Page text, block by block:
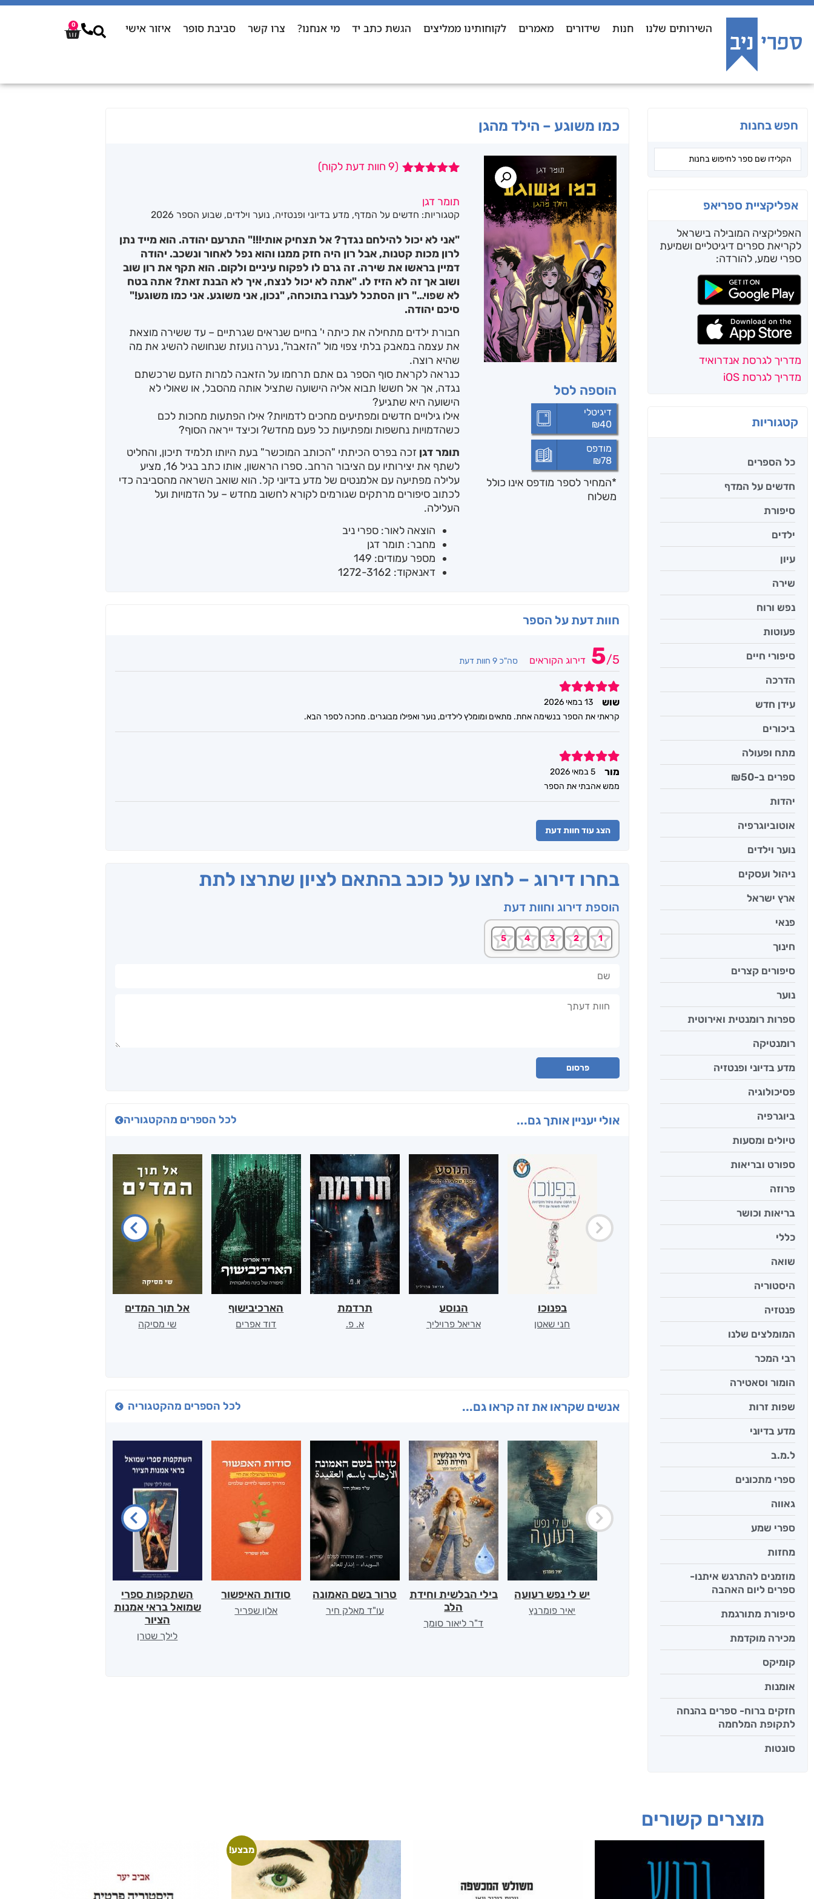
השירותים שלנו חנות שידורים מאמרים לקוחותינו ממליצים הגשת כתב יד מי אנחנו? צרו קשר סביבת סופר איזור אישי 0
חפש בחנות
אפליקציית ספריאפ
האפליקציה המובילה בישראל
לקריאת ספרים דיגיטליים ושמיעת
ספרי שמע, להורדה:
מדריך לגרסת אנדרואיד
מדריך לגרסת iOS
קטגוריות
כל הספרים
חדשים על המדף
סיפורת
ילדים
עיון
שירה
נפש ורוח
פעוטות
סיפורי חיים
הדרכה
עידן חדש
ביכורים
מתח ופעולה
ספרים ב-₪50
יהדות
אוטוביוגרפיה
נוער וילדים
ניהול ועסקים
ארץ ישראל
פנאי
חינוך
סיפורים קצרים
נוער
ספרות רומנטית ואירוטית
רומנטיקה
מדע בדיוני ופנטזיה
פסיכולוגיה
ביוגרפיה
טיולים ומסעות
ספורט ובריאות
פרוזה
בריאות וכושר
כללי
שואה
היסטוריה
פנטזיה
המומלצים שלנו
רבי המכר
הומור וסאטירה
שפות זרות
מדע בדיוני
ל.מ.ב
ספרי מתכונים
גאווה
ספרי שמע
מחזות
מוזמנים להתרגש איתנו-
ספרים ליום האהבה
סיפורת מתורגמת
מכירה מוקדמת
קומיקס
אומנות
חזקים ברוח- ספרים בהנחה
לתקופת המלחמה
סונטות
כמו משוגע – הילד מהגן
הוספה לסל
דיגיטלי
₪40
מודפס
₪78
*המחיר לספר מודפס אינו כולל
משלוח
מבוסס על
דירוגים של
(
9 חוות דעת לקוח)
תומר דגן
קטגוריות: חדשים על המדף, מדע בדיוני ופנטזיה, נוער וילדים, שבוע הספר 2026
"אני לא יכול להילחם נגדך? אל תצחיק אותי!!!" התרעם יהודה. הוא מייד נתן
לרון מכות קטנות, אבל רון היה חזק ממנו והוא נפל לאחור ונשכב. יהודה
דמיין בראשו את שירה. זה גרם לו לפקוח עיניים ולקום. הוא תקף את רון שוב
ושוב אך זה לא הזיז לו. "אתה לא יכול לנצח, איך לא הבנת זאת? אתה בטח
לא שפוי…" רון הסתכל לעברו בתוכחה, "נכון, אני משוגע. אני כמו משוגע!"
סיכם יהודה.
חבורת ילדים מתחילה את כיתה י' בחיים שנראים שגרתיים – עד ששירה מוצאת
את עצמה במאבק בלתי צפוי מול "הזאבה", נערה נועזת שנחושה להשיג את מה
שהיא רוצה.
כנראה לקראת סוף הספר גם אתם תרחמו על הזאבה למרות הזעם שרכשתם
נגדה, אך אל חשש! תבוא אליה הישועה שתציל אותה מהסבל, או שאולי לא
הישועה היא שתגיע?
אילו גילויים חדשים ומפתיעים מחכים לדמויות? אילו הפתעות מחכות לכם
כשהדמויות נחשפות ומפתיעות כל פעם מחדש? וכיצד ייראה הסוף?
תומר דגן זכה בפרס הכיתתי "הכותב המוכשר" בעת היותו תלמיד תיכון, והחליט
לשתף את יצירותיו עם הציבור הרחב. ספרו הראשון, אותו כתב בגיל 16, מציע
עלילה מפתיעה עם אלמנטים של מדע בדיוני קל. הוא שואב השראה מהסביבה כדי
לכתוב סיפורים מרתקים שגורמים לקורא לחשוב מחדש – על הדמויות ועל
העלילה.
הוצאה לאור: ספרי ניב
מחבר: תומר דגן
מספר עמודים: 149
דאנאקוד: 1272-3162
חוות דעת על הספר
5/5 דירוג הקוראים סה"כ 9 חוות דעת
5
שוש
13 במאי 2026
קראתי את הספר בנשימה אחת. מתאים ומומלץ לילדים, נוער ואפילו מבוגרים. מחכה לספר הבא.
5
מור
5 במאי 2026
ממש אהבתי את הספר
הצג עוד חוות דעת
בחרו דירוג – לחצו על כוכב בהתאם לציון שתרצו לתת
הוספת דירוג וחוות דעת
פרסום
אולי יעניין אותך גם... לכל הספרים מהקטגוריה
בפנוכו
חני שאטן
הנוסע
אריאל פרויליך
תרדמת
א. פ.
הארכיבישוף
דוד אפרים
אל תוך המדים
שי מסיקה
אנשים שקראו את זה קראו גם... לכל הספרים מהקטגוריה
יש לי נפש רעועה
יאיר פומרנץ
בילי הבלשית וחידת
הלב
ד"ר ליאור סומך
טרור בשם האמונה
עו"ד מאלק חיר
סודות האיפשור
אלון שפריר
השתקפות ספרי
שמואל בראי אמנות
הציור
לילך שטרן
מוצרים קשורים
מבצע!